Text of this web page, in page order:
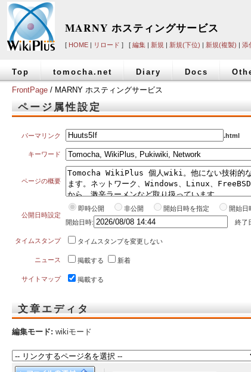
MARNY ホスティングサービス
[ HOME | リロード ] [ 編集 | 新規 | 新規(下位) | 新規(複製) | 添
Top tomocha.net Diary Docs
FrontPage / MARNY ホスティングサービス
ページ属性設定
パーマリンク .html
キーワード
ページの概要
公開日時設定
即時公開 非公開 開始日時を指定
開始日
開始日時:
終了
タイムスタンプ タイムスタンプを変更しない
ニュース 掲載する 新着
サイトマップ 掲載する
文章エディタ
編集モード: wikiモード